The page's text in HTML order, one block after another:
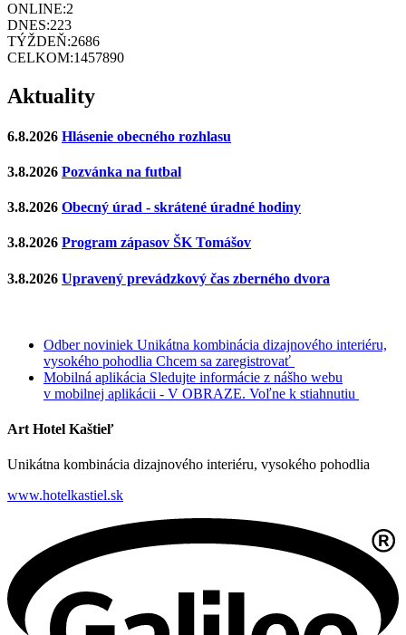
ONLINE:2
DNES:223
TÝŽDEŇ:2686
CELKOM:1457890
Aktuality
6.8.2026 Hlásenie obecného rozhlasu
3.8.2026 Pozvánka na futbal
3.8.2026 Obecný úrad - skrátené úradné hodiny
3.8.2026 Program zápasov ŠK Tomášov
3.8.2026 Upravený prevádzkový čas zberného dvora
Odber noviniek Unikátna kombinácia dizajnového interiéru,
vysokého pohodlia Chcem sa zaregistrovať
Mobilná aplikácia Sledujte informácie z nášho webu
v mobilnej aplikácii - V OBRAZE. Voľne k stiahnutiu
Art Hotel Kaštieľ
Unikátna kombinácia dizajnového interiéru, vysokého pohodlia
www.hotelkastiel.sk